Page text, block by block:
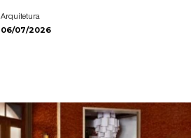
Arquitetura
06/07/2026